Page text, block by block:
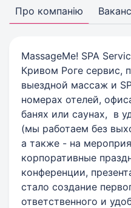
Про компанію
MassageMe! SPA
Кривом Роге сервис,
выездной массаж и
номерах отелей,
банях или саунах, в
(мы работаем без
а также - на
корпоративные
конференции,
стало создание
ответственного и